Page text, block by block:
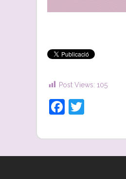
Post Views: 105
Facebook